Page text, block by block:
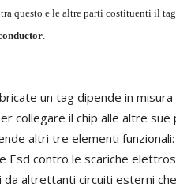
questo e le altre parti costituenti il
.
un tag dipende in misura
collegare il chip alle altre
altri tre elementi
contro le scariche
altrettanti circuiti esterni